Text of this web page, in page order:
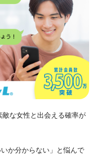
な女性と出会える確率が
か分からない」と悩んで